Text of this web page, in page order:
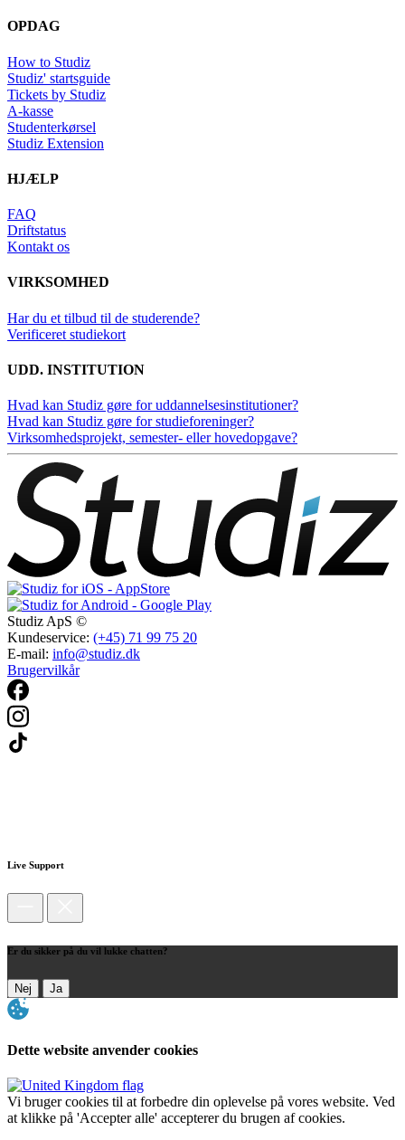
OPDAG
How to Studiz
Studiz' startsguide
Tickets by Studiz
A-kasse
Studenterkørsel
Studiz Extension
HJÆLP
FAQ
Driftstatus
Kontakt os
VIRKSOMHED
Har du et tilbud til de studerende?
Verificeret studiekort
UDD. INSTITUTION
Hvad kan Studiz gøre for uddannelsesinstitutioner?
Hvad kan Studiz gøre for studieforeninger?
Virksomhedsprojekt, semester- eller hovedopgave?
Studiz ApS ©
Kundeservice: (+45) 71 99 75 20
E-mail: info@studiz.dk
Brugervilkår
Live Support
Er du sikker på du vil lukke chatten?
Nej Ja
Dette website anvender cookies
Vi bruger cookies til at forbedre din oplevelse på vores website. Ved
at klikke på 'Accepter alle' accepterer du brugen af cookies.